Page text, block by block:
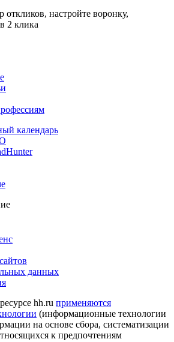
откликов, настройте воронку,
2 клика
календарь
данных
hh.ru применяются
(информационные технологии
на основе сбора, систематизации
к предпочтениям